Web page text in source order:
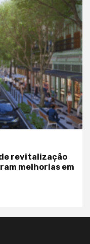
revitalização
melhorias em